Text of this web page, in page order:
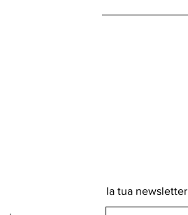
la tua newsletter